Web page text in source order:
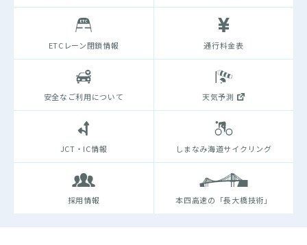
ETCレーン閉鎖情報 通行料金表
安全なご利用について 天気予測
JCT・IC情報 しまなみ海道サイクリング
採用情報 本四高速の「長大橋技術」